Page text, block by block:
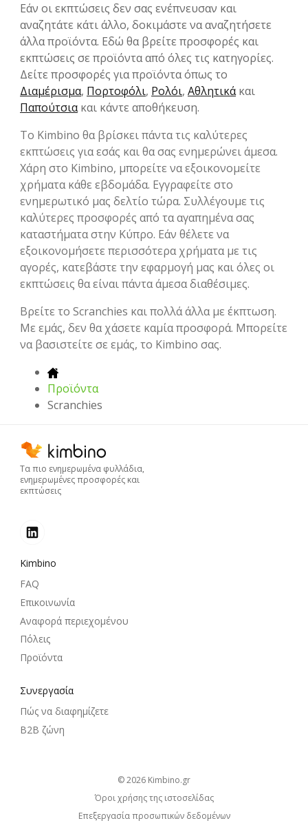
Εάν οι εκπτώσεις δεν σας ενέπνευσαν και
αναζητάτε κάτι άλλο, δοκιμάστε να αναζητήσετε
άλλα προϊόντα. Εδώ θα βρείτε προσφορές και
εκπτώσεις σε προϊόντα από όλες τις κατηγορίες.
Δείτε προσφορές για προϊόντα όπως το
Διαμέρισμα, Πορτοφόλι, Ρολόι, Αθλητικάκαι
Παπούτσιακαι κάντε αποθήκευση.
Το Kimbino θα βρίσκει πάντα τις καλύτερες
εκπτώσεις για εσάς και θα σας ενημερώνει άμεσα.
Χάρη στο Kimbino, μπορείτε να εξοικονομείτε
χρήματα κάθε εβδομάδα. Εγγραφείτε στο
ενημερωτικό μας δελτίο τώρα. Συλλέγουμε τις
καλύτερες προσφορές από τα αγαπημένα σας
καταστήματα στην Κύπρο. Εάν θέλετε να
εξοικονομήσετε περισσότερα χρήματα με τις
αγορές, κατεβάστε την εφαρμογή μας και όλες οι
εκπτώσεις θα είναι πάντα άμεσα διαθέσιμες.
Βρείτε το Scranchies και πολλά άλλα με έκπτωση.
Με εμάς, δεν θα χάσετε καμία προσφορά. Μπορείτε
να βασιστείτε σε εμάς, το Kimbino σας.
Προϊόντα
Scranchies
Τα πιο ενημερωμένα φυλλάδια,
ενημερωμένες προσφορές και
εκπτώσεις
Kimbino
FAQ
Επικοινωνία
Αναφορά περιεχομένου
Πόλεις
Προϊόντα
Συνεργασία
Πώς να διαφημίζετε
B2B ζώνη
© 2026
kimbino.gr
Όροι χρήσης της ιστοσελίδας
Επεξεργασία προσωπικών δεδομένων